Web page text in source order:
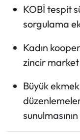
KOBİ tespit
sorgulama
Kadın
zincir
Büyük